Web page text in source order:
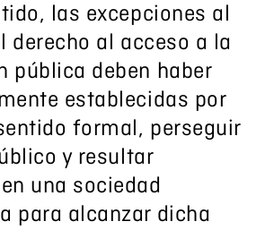
las excepciones al
derecho al acceso a la
pública deben haber
establecidas por
formal, perseguir
y resultar
una sociedad
para alcanzar dicha